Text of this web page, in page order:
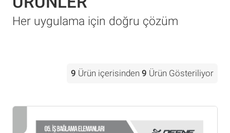
Her uygulama için doğru çözüm
9 Ürün içerisinden 9 Ürün Gösteriliyor